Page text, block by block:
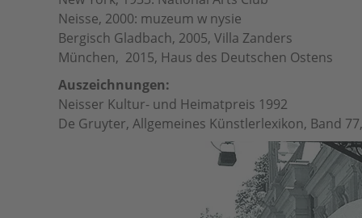
Neisse, 2000: muzeum w nysie
Bergisch Gladbach, 2005, Villa Zanders
München, 2015, Haus des Deutschen Ostens
Auszeichnungen:
Neisser Kultur- und Heimatpreis 1992
De Gruyter, Allgemeines Künstlerlexikon, Band